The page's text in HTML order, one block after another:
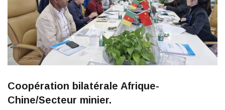
Coopération bilatérale Afrique-
Chine/Secteur minier.